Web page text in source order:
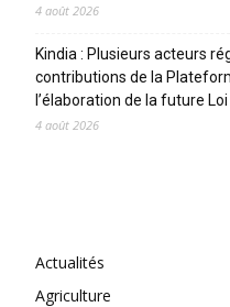
4 août 2026
Kindia : Plusieurs acteurs
contributions de la
l’élaboration de la future
4 août 2026
Actualités
Agriculture